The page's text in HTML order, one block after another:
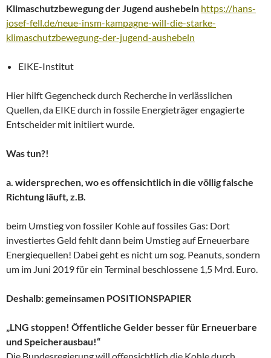
Klimaschutzbewegung der Jugend aushebeln https://hans-
josef-fell.de/neue-insm-kampagne-will-die-starke-
klimaschutzbewegung-der-jugend-aushebeln
EIKE-Institut
Hier hilft Gegencheck durch Recherche in verlässlichen
Quellen, da EIKE durch in fossile Energieträger engagierte
Entscheider mit initiiert wurde.
Was tun?!
a. widersprechen, wo es offensichtlich in die völlig falsche
Richtung läuft, z.B.
beim Umstieg von fossiler Kohle auf fossiles Gas: Dort
investiertes Geld fehlt dann beim Umstieg auf Erneuerbare
Energiequellen! Dabei geht es nicht um sog. Peanuts, sondern
um im Juni 2019 für ein Terminal beschlossene 1,5 Mrd. Euro.
Deshalb: gemeinsamen POSITIONSPAPIER
„LNG stoppen! Öffentliche Gelder besser für Erneuerbare
und Speicherausbau!“